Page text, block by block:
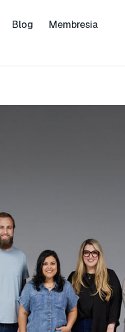
Blog Membresia